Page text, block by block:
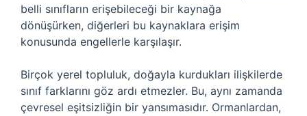
belli sınıfların erişebileceği bir kaynağa
dönüşürken, diğerleri bu kaynaklara erişim
konusunda engellerle karşılaşır.
Birçok yerel topluluk, doğayla kurdukları ilişkilerde
sınıf farklarını göz ardı etmezler. Bu, aynı zamanda
çevresel eşitsizliğin bir yansımasıdır. Ormanlardan,